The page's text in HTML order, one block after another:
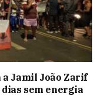
Jamil João Zarif
sem energia